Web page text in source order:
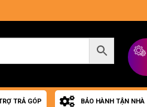
TRẢ GÓP BẢO HÀNH TẬN NHÀ